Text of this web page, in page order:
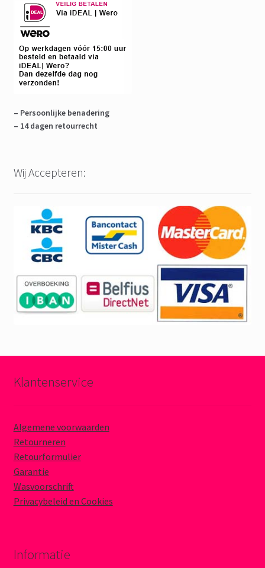
– Persoonlijke benadering
– 14 dagen retourrecht
Wij Accepteren:
Klantenservice
Algemene voorwaarden
Retourneren
Retourformulier
Garantie
Wasvoorschrift
Privacybeleid en Cookies
Informatie